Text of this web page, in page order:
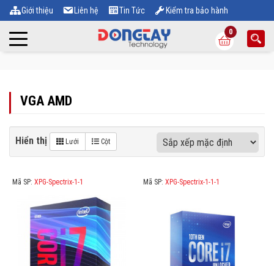
Giới thiệu Liên hệ Tin Tức Kiểm tra bảo hành
0
VGA AMD
Hiển thị Lưới Cột
Mã SP: XPG-Spectrix-1-1 Mã SP: XPG-Spectrix-1-1-1